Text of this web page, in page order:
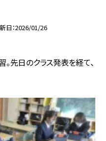
日 2026/01/26
先日のクラス発表を経て、